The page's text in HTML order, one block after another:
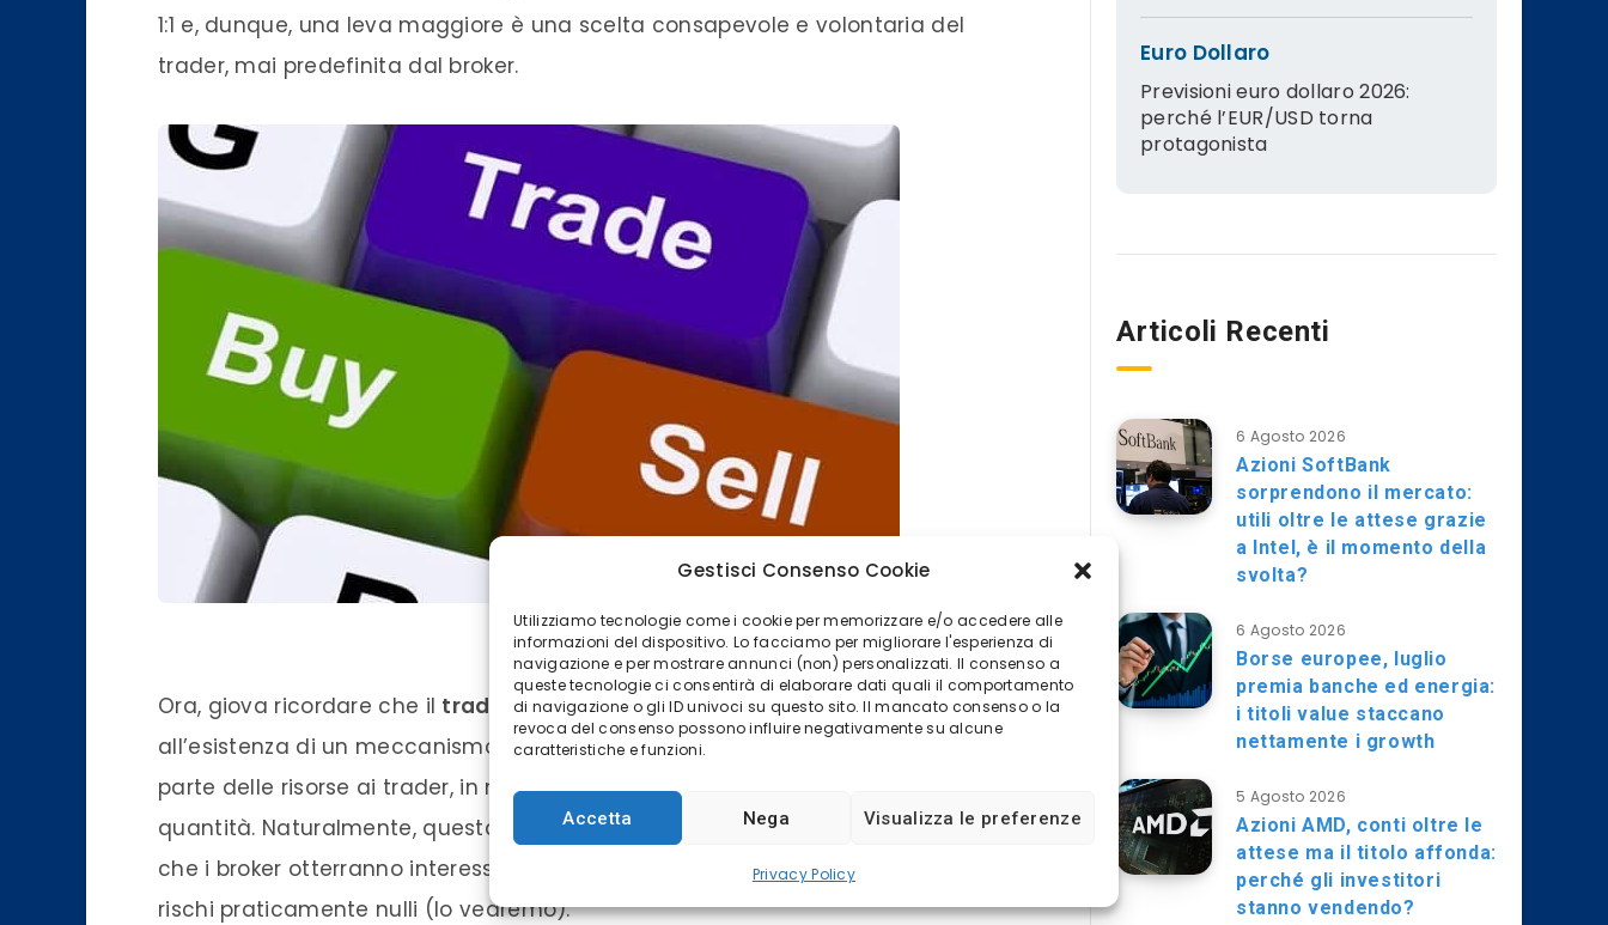
Gestisci Consenso Cookie
Utilizziamo tecnologie come i cookie per memorizzare e/o accedere alle
informazioni del dispositivo. Lo facciamo per migliorare l'esperienza di
navigazione e per mostrare annunci (non) personalizzati. Il consenso a
queste tecnologie ci consentirà di elaborare dati quali il comportamento
di navigazione o gli ID univoci su questo sito. Il mancato consenso o la
revoca del consenso possono influire negativamente su alcune
caratteristiche e funzioni.
Accetta Nega Visualizza le preferenze
Privacy Policy
1:1 e, dunque, una leva maggiore è una scelta consapevole e volontaria del
trader, mai predefinita dal broker.
Margine trading
Ora, giova ricordare che il tradingin margineè reso possibile grazie
all’esistenza di un meccanismo di “credito”, con ibroker
che “presteranno”
parte delle risorse ai trader, in modo tale che essi possano investire grandi
quantità. Naturalmente, questa opera non è certo gratuita, visto e considerato
che i broker otterranno interessi e altri benefici da questo genere di attività, a
rischi praticamente nulli (lo vedremo).
Euro Dollaro
Previsioni euro dollaro 2026:
perché l’EUR/USD torna
protagonista
Articoli Recenti
6 Agosto 2026
Azioni SoftBank
sorprendono il mercato:
utili oltre le attese grazie
a Intel, è il momento della
svolta?
6 Agosto 2026
Borse europee, luglio
premia banche ed energia:
i titoli value staccano
nettamente i growth
5 Agosto 2026
Azioni AMD, conti oltre le
attese ma il titolo affonda:
perché gli investitori
stanno vendendo?